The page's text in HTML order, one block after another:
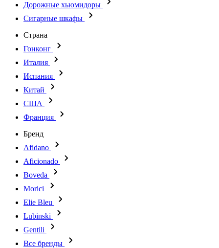
Дорожные хьюмидоры
Сигарные шкафы
Страна
Гонконг
Италия
Испания
Китай
США
Франция
Бренд
Afidano
Aficionado
Boveda
Morici
Elie Bleu
Lubinski
Gentili
Все бренды